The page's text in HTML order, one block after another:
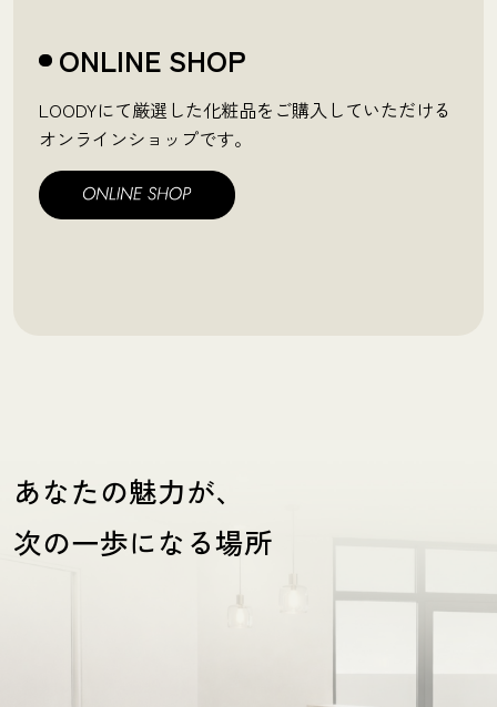
ONLINE SHOP
LOODYにて厳選した化粧品をご購入していただける
オンラインショップです。
あなたの魅力が、
次の一歩になる場所